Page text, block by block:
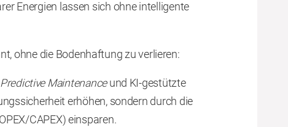
Energien lassen sich ohne intelligente
ohne die Bodenhaftung zu verlieren:
Predictive Maintenanceund KI-gestützte
erhöhen, sondern durch die
CAPEX) einsparen.